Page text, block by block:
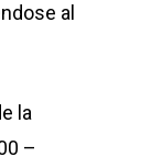
al
la
–